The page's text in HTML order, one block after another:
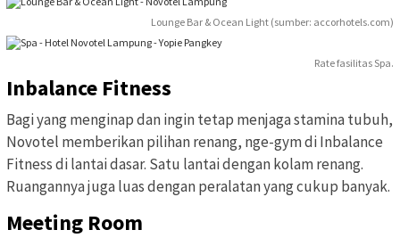
Lounge Bar & Ocean Light (sumber: accorhotels.com)
Rate fasilitas Spa.
Inbalance Fitness
Bagi yang menginap dan ingin tetap menjaga stamina tubuh,
Novotel memberikan pilihan renang, nge-gym di Inbalance
Fitness di lantai dasar. Satu lantai dengan kolam renang.
Ruangannya juga luas dengan peralatan yang cukup banyak.
Meeting Room